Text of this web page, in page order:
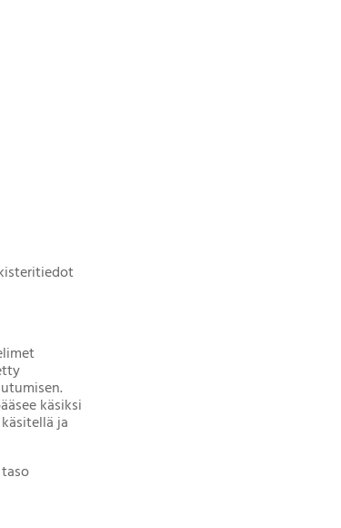
käsiksi
ja